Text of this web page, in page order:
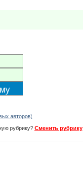
авторов)
рубрику? Сменить рубрику